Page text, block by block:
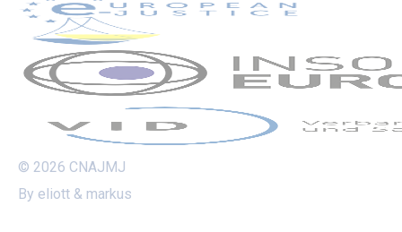
© 2026 CNAJMJ
By eliott & markus